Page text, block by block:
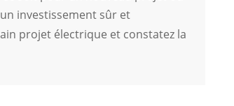
investissement sûr et
projet électrique et constatez la